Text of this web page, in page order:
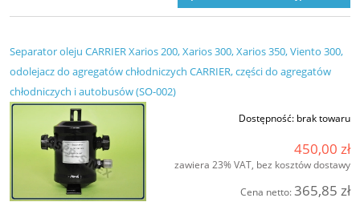
Separator oleju CARRIER Xarios 200, Xarios 300, Xarios 350, Viento 300,
odolejacz do agregatów chłodniczych CARRIER, części do agregatów
chłodniczych i autobusów (SO-002)
Dostępność: brak towaru
450,00 zł
zawiera 23% VAT, bez kosztów dostawy
Cena netto:365,85 zł